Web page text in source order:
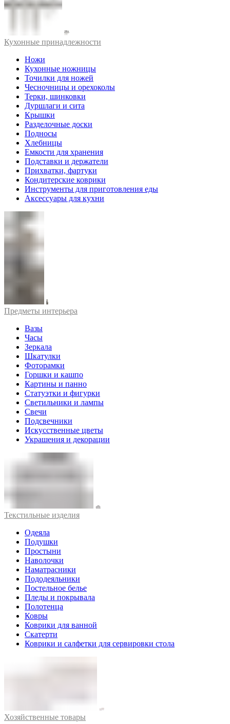
Кухонные принадлежности
Ножи
Кухонные ножницы
Точилки для ножей
Чесночницы и орехоколы
Терки, шинковки
Дуршлаги и сита
Крышки
Разделочные доски
Подносы
Хлебницы
Емкости для хранения
Подставки и держатели
Прихватки, фартуки
Кондитерские коврики
Инструменты для приготовления еды
Аксессуары для кухни
Предметы интерьера
Вазы
Часы
Зеркала
Шкатулки
Фоторамки
Горшки и кашпо
Картины и панно
Статуэтки и фигурки
Светильники и лампы
Свечи
Подсвечники
Искусственные цветы
Украшения и декорации
Текстильные изделия
Одеяла
Подушки
Простыни
Наволочки
Наматрасники
Пододеяльники
Постельное белье
Пледы и покрывала
Полотенца
Ковры
Коврики для ванной
Скатерти
Коврики и салфетки для сервировки стола
Хозяйственные товары